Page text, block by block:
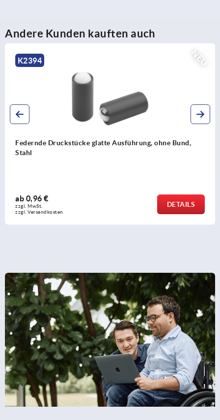
Andere Kunden kauften auch
Druckstücke glatte Ausführung, ohne Bund,
0,96 €
MwSt.
Versandkosten
DETAILS